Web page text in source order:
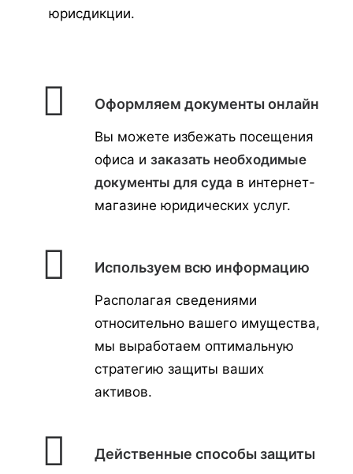
юрисдикции.
Оформляем документы онлайн
Вы можете избежать посещения
офиса и заказать необходимые
документы для суда в интернет-
магазине юридических услуг.
Используем всю информацию
Располагая сведениями
относительно вашего имущества,
мы выработаем оптимальную
стратегию защиты ваших
активов.
Действенные способы защиты